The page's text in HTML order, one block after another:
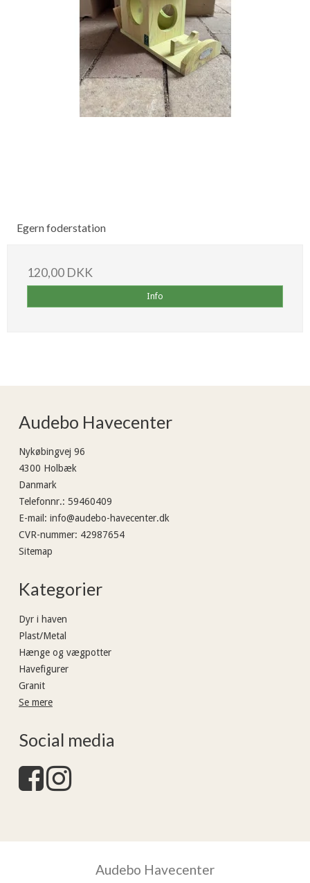
Egern foderstation
120,00 DKK
Info
Audebo Havecenter
Nykøbingvej 96
4300 Holbæk
Danmark
Telefonnr.: 59460409
E-mail : info@audebo-havecenter.dk
CVR-nummer: 42987654
Sitemap
Kategorier
Dyr i haven
Plast/Metal
Hænge og vægpotter
Havefigurer
Granit
Se mere
Social media
Audebo Havecenter